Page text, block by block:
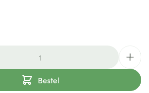
Bestel